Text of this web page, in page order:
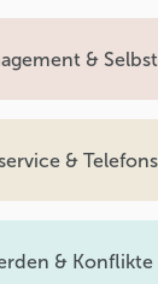
&
&
& Konflikte